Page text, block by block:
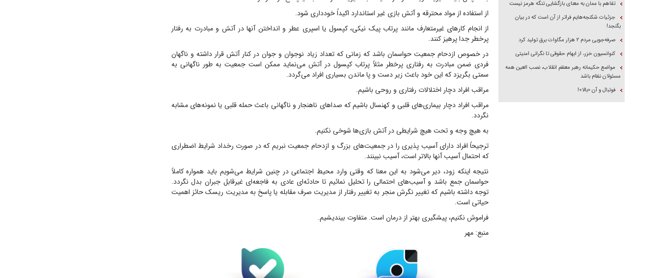
از استفاده از مواد محترقه و آتش بازی غیر استاندارد اکیداً خودداری شود.
از انجام کارهای غیرمتعارف مانند پرتاب پیک نیکی، کپسول یا اسپری عطر و انداختن آنها در آتش و مبادرت به رفتار
پرخطر جدا پرهیز کنند.
در خصوص ازدحام جمعیت حواسمان باشد که زمانی که تعداد زیاد نوجوان و جوان در کنار آتش قرار داشته و ناگهان
فردی ضمن مبادرت به رفتاری پرخطر مثلاً پرتاب کپسول در آتش می‌نماید ممکن است جمعیت به طور ناگهانی به
سمتی بگریزد که این خود باعث زیر دست و پا ماندن بسیاری افراد می‌گردد.
مراقب افراد دچار اختلالات رفتاری و روحی باشیم.
مراقب افراد دچار بیماری‌های قلبی و کهنسال باشیم که صداهای ناهنجار و ناگهانی باعث حمله قلبی یا نمونه‌های مشابه
نگردد.
به هیچ وجه و تحت هیچ شرایطی در آتش بازی‌ها شوخی نکنیم.
ترجیحاً افراد دارای آسیب پذیری را در جمعیت‌های بزرگ و ازدحام جمعیت نبریم که در صورت رخداد شرایط اضطراری
که احتمال آسیب آنها بالاتر است، آسیب نبینند.
نتیجه اینکه زود، دیر می‌شود به این معنا که وقتی وارد محیط اجتماعی در چنین شرایط می‌شویم باید همواره کاملاً
حواسمان جمع باشد و آسیب‌های احتمالی را تحلیل نمائیم تا حادثه‌ای عادی به فاجعه‌ای غیرقابل جبران بدل نگردد.
توجه داشته باشیم که تغییر نگرش منجر به تغییر رفتار از مدیریت صرف مقابله یا پاسخ به مدیریت ریسک حائز اهمیت
حیاتی است.
فراموش نکنیم، پیشگیری بهتر از درمان است. متفاوت بیندیشیم.
منبع: مهر
تفاهم با عمان به معنای بازگشایی تنگه هرمز نیست
جزئیات شکنجه‌هایم فراتر از آن است که در بیان
بگنجد!
صرفه‌جویی مردم ۲ هزار مگاوات برق تولید کرد
کنوانسیون خزر، از ابهام حقوقی تا نگرانی امنیتی
مواضع حکیمانه رهبر معظم انقلاب، نصب العین همه
مسئولان نظام باشد
فوتبال و آن «بالا»!